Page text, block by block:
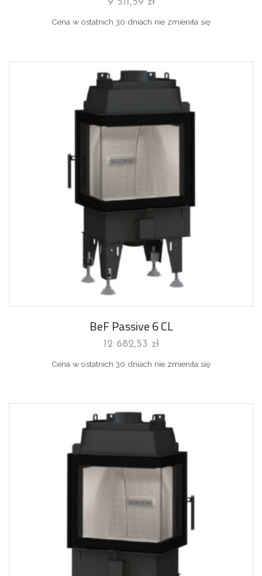
Cena w ostatnich 30 dniach nie zmieniła się
BeF Passive 6 CL
12 682,53 zł
Cena w ostatnich 30 dniach nie zmieniła się